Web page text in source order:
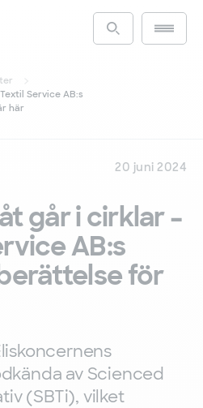
huvudinnehållAccess the
Main
Service AB:s
här
20 juni 2024
går i cirklar –
AB:s
för
av Scienced
(SBTi), vilket